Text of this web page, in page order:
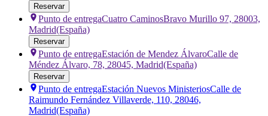
Reservar
Punto de entregaCuatro CaminosBravo Murillo 97, 28003,
Madrid(España)
Reservar
Punto de entregaEstación de Mendez ÁlvaroCalle de
Méndez Álvaro, 78, 28045, Madrid(España)
Reservar
Punto de entregaEstación Nuevos MinisteriosCalle de
Raimundo Fernández Villaverde, 110, 28046,
Madrid(España)